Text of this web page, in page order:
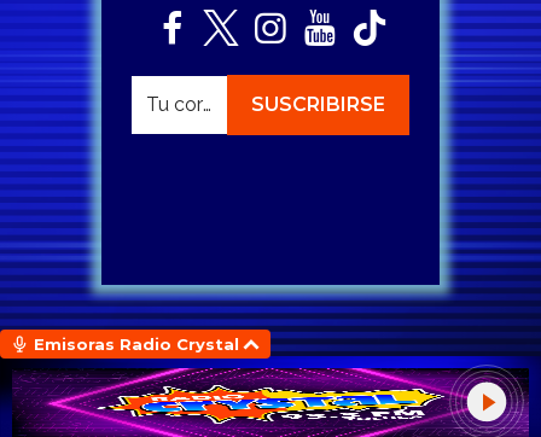
Emisoras Radio Crystal